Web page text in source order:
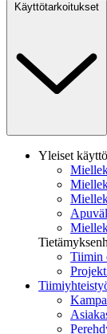
Käyttötarkoitukset
Yleiset
Tiimin